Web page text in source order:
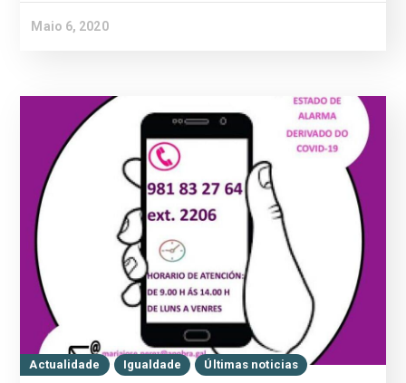
Maio 6, 2020
Actualidade Igualdade Últimas noticias